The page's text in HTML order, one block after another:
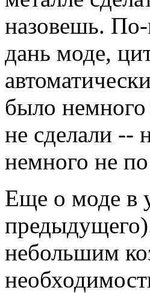
назовешь.
дань моде,
было
не сделали --
немного не
Еще о моде в
небольшим